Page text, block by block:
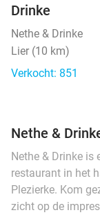
Drinke
Nethe & Drinke
Lier (10 km)
Verkocht: 851
Nethe &
Nethe & Drinke is
restaurant in het
Plezierke. Kom
zicht op de